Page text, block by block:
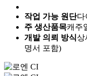
작업 가능 원단다
주 생산품목캐주
개발 의뢰 방식상
명서 포함)